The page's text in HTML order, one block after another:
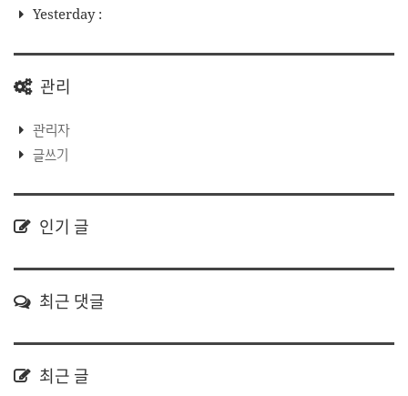
Yesterday :
관리
관리자
글쓰기
인기 글
최근 댓글
최근 글